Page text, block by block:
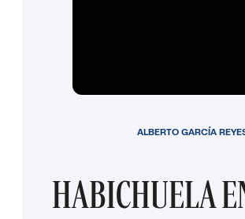
HABICHUELA
ALBERTO GARCÍA